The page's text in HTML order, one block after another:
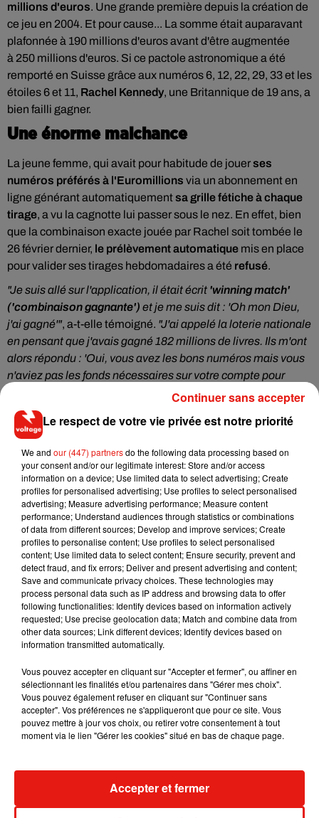
millions d'euros. Une grande première depuis la création de
ce jeu en 2004. Et pour cause... La somme était auparavant
plafonnée à 190 millions d'euros avant d'être augmentée
à 250 millions d'euros. Si ce pactole astronomique a été
remporté en Suisse grâce aux numéros 6, 12, 22, 29, 33 et les
étoiles 6 et 11, Rachel Kennedy, une Britannique de 19 ans, a
bien failli gagner.
Une énorme malchance
La jeune femme, qui avait pour habitude de jouerses
numéros préférés à l'Euromillions via un abonnement en
ligne générant automatiquementsa grille fétiche à chaque
tirage, a vu la cagnotte lui passer sous le nez. En effet, bien
que la combinaison exacte jouée par Rachel soit tombée le
26 février dernier, le prélèvement automatique mis en place
pour valider ses tirages hebdomadaires a été refusé.
"Je suis allé sur l'application, il était écrit 'winning match'
('combinaison gagnante') et je me suis dit : 'Oh mon Dieu,
j'ai gagné'", a-t-elle témoigné. "J'ai appelé la loterie nationale
en pensant que j'avais gagné 182 millions de livres. Ils m'ont
alors répondu : 'Oui, vous avez les bons numéros mais vous
n'aviez pas les fonds nécessaires sur votre compte pour
donc il n'a pas été accepté
a continué Rachel qui garde néanmoins espoir de gagner un
jour.
Nous n'allons absolument pas continuer à utiliser ces
numéros à l'avenir, je les ai d'ailleurs déjà changés. Je n'ai
jamais rien gagné jusqu'ici dans ma vie,nous avons juste
une malchance incroyablepour ce qui est de ces choses-là",
a-t-elle conclu.
Musique
Fred again.. et Latin Mafia dévoilent enfin
leur mixtape créée en...
Swedish House Mafia et Lykke Li
Le respect de votre vie privée est notre priorité
We and our (447) partnersdo the following data processing based on
your consent and/or our legitimate interest: Store and/or access
information on a device; Use limited data to select advertising; Create
profiles for personalised advertising; Use profiles to select personalised
advertising; Measure advertising performance; Measure content
performance; Understand audiences through statistics or combinations
of data from different sources; Develop and improve services; Create
profiles to personalise content; Use profiles to select personalised
content; Use limited data to select content; Ensure security, prevent and
detect fraud, and fix errors; Deliver and present advertising and content;
Save and communicate privacy choices. These technologies may
process personal data such as IP address and browsing data to offer
following functionalities: Identify devices based on information actively
requested; Use precise geolocation data; Match and combine data from
other data sources; Link different devices; Identify devices based on
information transmitted automatically.
Vous pouvez accepter en cliquant sur "Accepter et fermer", ou affiner en
sélectionnant les finalités et/ou partenaires dans "Gérer mes choix".
Vous pouvez également refuser en cliquant sur "Continuer sans
accepter". Vos préférences ne s'appliqueront que pour ce site. Vous
pouvez mettre à jour vos choix, ou retirer votre consentement à tout
moment via le lien "Gérer les cookies" situé en bas de chaque page.
Accepter et fermer
Continuer sans accepter